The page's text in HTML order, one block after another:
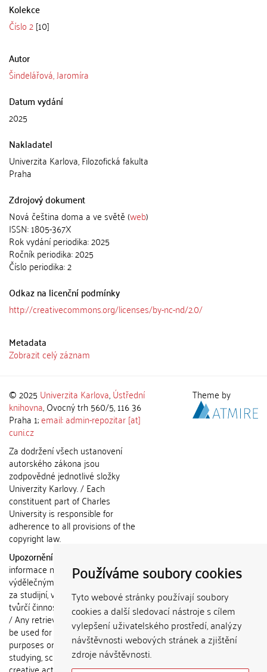
Používáme soubory cookies
Tyto webové stránky používají soubory
cookies a další sledovací nástroje s cílem
vylepšení uživatelského prostředí, analýzy
návštěvnosti webových stránek a zjištění
zdroje návštěvnosti.
Kolekce
Číslo 2[10]
Autor
Šindelářová, Jaromíra
Datum vydání
2025
Nakladatel
Univerzita Karlova, Filozofická fakulta
Praha
Zdrojový dokument
Nová čeština doma a ve světě (web)
ISSN: 1805-367X
Rok vydání periodika: 2025
Ročník periodika: 2025
Číslo periodika: 2
Odkaz na licenční podmínky
http://creativecommons.org/licenses/by-nc-nd/2.0/
Metadata
Zobrazit celý záznam
© 2025 Univerzita Karlova,Ústřední
knihovna, Ovocný trh 560/5, 116 36
Praha 1;email: admin-repozitar [at]
cuni.cz
Za dodržení všech ustanovení
autorského zákona jsou
zodpovědné jednotlivé složky
Univerzity Karlovy. / Each
constituent part of Charles
University is responsible for
adherence to all provisions of the
copyright law.
Upozornění / Notice:
informace nemohou být použity k
výdělečným účelům nebo vydávány
za studijní, vědeckou nebo jinou
tvůrčí činnost jiné osoby než autora.
/ Any retrieved information shall not
be used for any commercial
purposes or claimed as results of
studying, scientific or any other
Theme by